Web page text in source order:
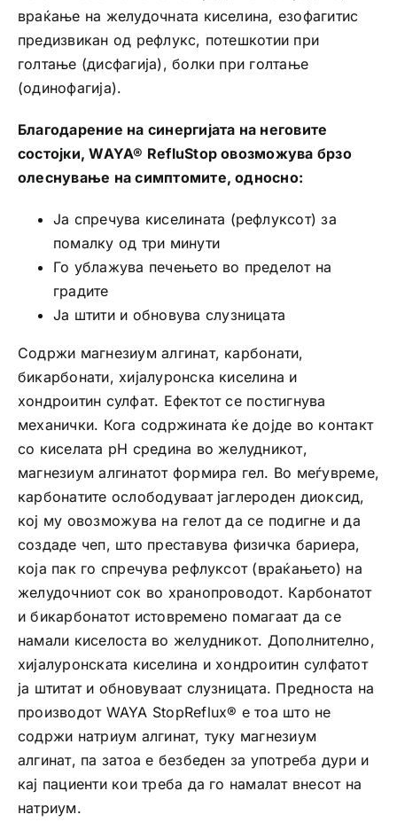
враќање на желудочната киселина, езофагитис
предизвикан од рефлукс, потешкотии при
голтање (дисфагија), болки при голтање
(одинофагија).
Благодарение на синергијата на неговите
состојки, WAYA® RefluStop овозможува брзо
олеснување на симптомите, односно:
Ја спречува киселината (рефлуксот) за
помалку од три минути
Го ублажува печењето во пределот на
градите
Ја штити и обновува слузницата
Содржи магнезиум алгинат, карбонати,
бикарбонати, хијалуронска киселина и
хондроитин сулфат. Ефектот се постигнува
механички. Кога содржината ќе дојде во контакт
со киселата pH средина во желудникот,
магнезиум алгинатот формира гел. Во меѓувреме,
карбонатите ослободуваат јаглероден диоксид,
кој му овозможува на гелот да се подигне и да
создаде чеп, што преставува физичка бариера,
која пак го спречува рефлуксот (враќањето) на
желудочниот сок во хранопроводот. Карбонатот
и бикарбонатот истовремено помагаат да се
намали киселоста во желудникот. Дополнително,
хијалуронската киселина и хондроитин сулфатот
ја штитат и обновуваат слузницата. Предноста на
производот WAYA StopReflux® е тоа што не
содржи натриум алгинат, туку магнезиум
алгинат, па затоа е безбеден за употреба дури и
кај пациенти кои треба да го намалат внесот на
натриум.